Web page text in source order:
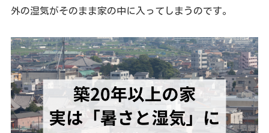
外の湿気がそのまま家の中に入ってしまうのです。